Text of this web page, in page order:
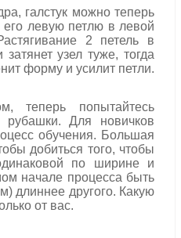
галстук можно теперь
его левую петлю в левой
2 петель в
узел туже, тогда
форму и усилит петли.
теперь попытайтесь
Для новичков
обучения. Большая
добиться того, чтобы
по ширине и
начале процесса быть
длиннее другого. Какую
от вас.